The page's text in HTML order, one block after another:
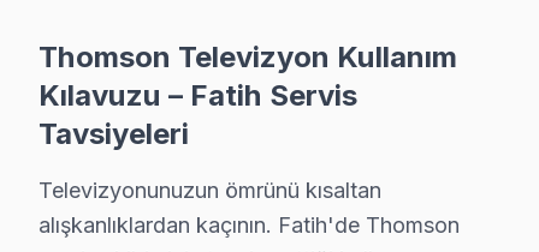
· Fatih Samsung
· Fatih LG
Thomson Televizyon Kullanım
Kılavuzu – Fatih Servis
Tavsiyeleri
Televizyonunuzun ömrünü kısaltan
alışkanlıklardan kaçının. Fatih'de Thomson